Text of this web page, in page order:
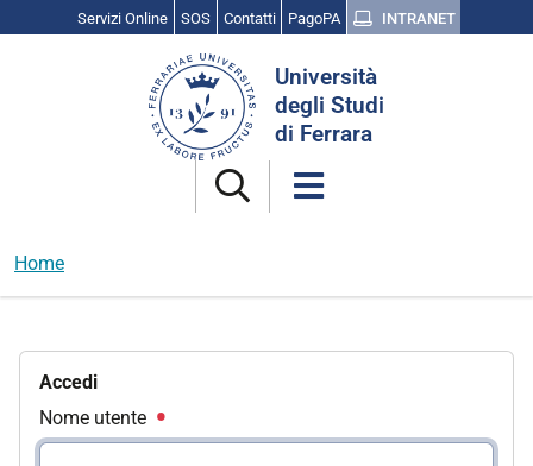
Servizi Online SOS Contatti PagoPA INTRANET
Università
degli Studi
di Ferrara
Home
Accedi
Nome utente